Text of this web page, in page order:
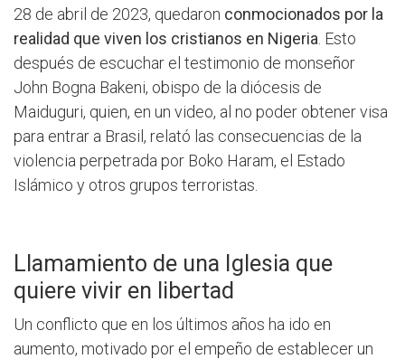
28 de abril de 2023, quedaron conmocionados por la
realidad que viven los cristianos en Nigeria . Esto
después de escuchar el testimonio de monseñor
John Bogna Bakeni, obispo de la diócesis de
Maiduguri, quien, en un video, al no poder obtener visa
para entrar a Brasil, relató las consecuencias de la
violencia perpetrada por Boko Haram, el Estado
Islámico y otros grupos terroristas.
Llamamiento de una Iglesia que
quiere vivir en libertad
Un conflicto que en los últimos años ha ido en
aumento, motivado por el empeño de establecer un